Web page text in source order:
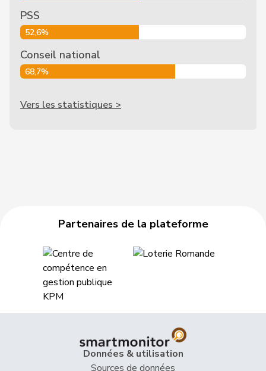
PSS
52,6%
Conseil national
68,7%
Vers les statistiques >
Partenaires de la plateforme
Données & utilisation
Sources de données